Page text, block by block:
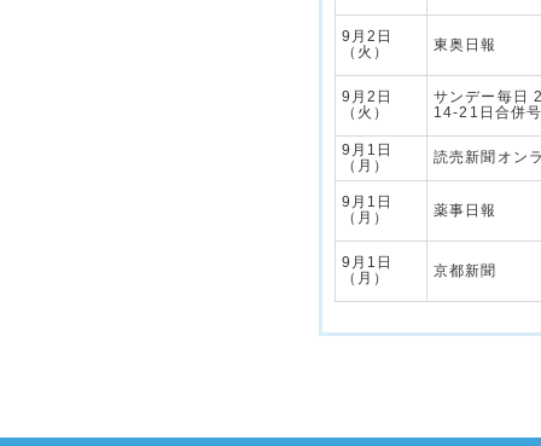
9月2日
（火）
東奥日報
9月2日
（火）
サンデー毎日
14-21日合併
9月1日
（月）
読売新聞オン
9月1日
（月）
薬事日報
9月1日
（月）
京都新聞